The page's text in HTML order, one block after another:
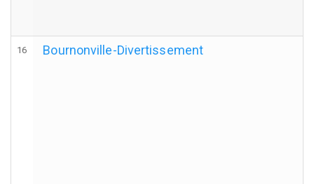
16 Bournonville-Divertissement